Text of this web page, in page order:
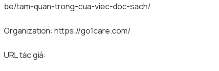
be/tam-quan-trong-cua-viec-doc-sach/
Organization: https://go1care.com/
URL tác giả: